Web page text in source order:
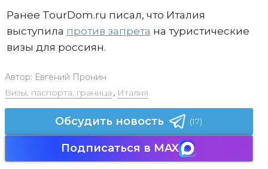
Ранее TourDom.ru писал, что Италия
выступила против запрета на туристические
визы для россиян.
Автор: Евгений Пронин
Визы, паспорта, граница , Италия
Обсудить новость (17)
Подписаться в MAX